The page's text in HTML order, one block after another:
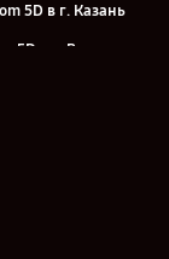
5D в г. Казань
5D в г. Воронеж
5D в г. Киров
5D в г. Санкт-